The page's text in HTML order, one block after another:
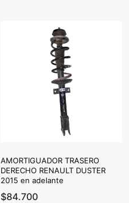
AMORTIGUADOR TRASERO
DERECHO RENAULT DUSTER
2015 en adelante
$84.700